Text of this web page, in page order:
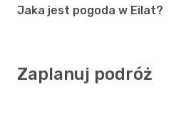
Jaka jest pogoda w Eilat?
Zaplanuj podróż